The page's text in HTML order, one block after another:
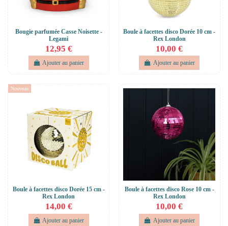
Bougie parfumée Casse Noisette -
Legami
12,95 €
Ajouter au panier
Boule à facettes disco Dorée 10 cm -
Rex London
10,00 €
Ajouter au panier
Nouveau
Boule à facettes disco Dorée 15 cm -
Rex London
14,00 €
Ajouter au panier
Boule à facettes disco Rose 10 cm -
Rex London
10,00 €
Ajouter au panier